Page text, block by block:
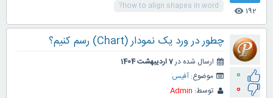
192
visibility
how to align shapes in word?
0
0
چطور در ورد یک نمودار (Chart) رسم کنیم؟
ارسال شده در7 اردیبهشت 1404
موضوع: آفیس
توسط: Admin